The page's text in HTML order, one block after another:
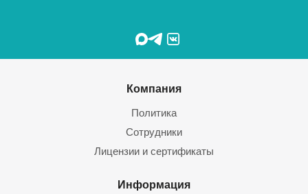
Компания
Политика
Сотрудники
Лицензии и сертификаты
Информация